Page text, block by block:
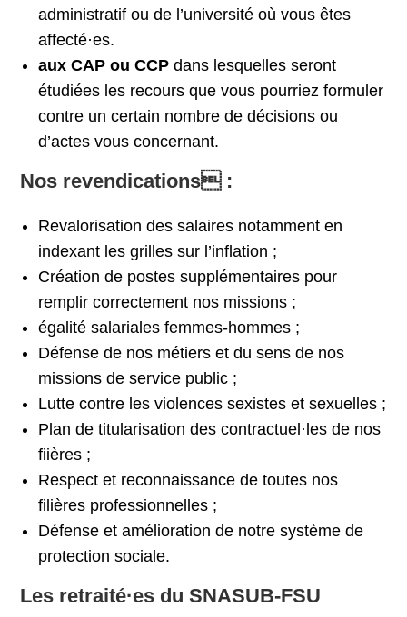
administratif ou de l’université où vous êtes
affecté·es.
aux CAP ou CCP dans lesquelles seront
étudiées les recours que vous pourriez formuler
contre un certain nombre de décisions ou
d’actes vous concernant.
Nos revendications :
Revalorisation des salaires notamment en
indexant les grilles sur l’inflation ;
Création de postes supplémentaires pour
remplir correctement nos missions ;
égalité salariales femmes-hommes ;
Défense de nos métiers et du sens de nos
missions de service public ;
Lutte contre les violences sexistes et sexuelles ;
Plan de titularisation des contractuel·les de nos
fiières ;
Respect et reconnaissance de toutes nos
filières professionnelles ;
Défense et amélioration de notre système de
protection sociale.
Les retraité·es du SNASUB-FSU